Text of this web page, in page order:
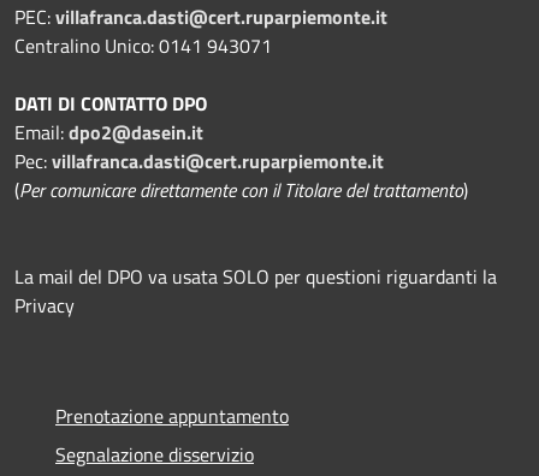
PEC:villafranca.dasti@cert.ruparpiemonte.it
Centralino Unico: 0141 943071
DATI DI CONTATTO DPO
Email:dpo2@dasein.it
Pec:villafranca.dasti@cert.ruparpiemonte.it
(Per comunicare direttamente con il Titolare del trattamento)
La mail del DPO va usata SOLO per questioni riguardanti la
Privacy
Prenotazione appuntamento
Segnalazione disservizio